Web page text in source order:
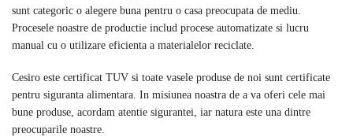
sunt categoric o alegere buna pentru o casa preocupata de mediu.
Procesele noastre de productie includ procese automatizate si lucru
manual cu o utilizare eficienta a materialelor reciclate.
Cesiro este certificat TUV si toate vasele produse de noi sunt certificate
pentru siguranta alimentara. In misiunea noastra de a va oferi cele mai
bune produse, acordam atentie sigurantei, iar natura este una dintre
preocuparile noastre.